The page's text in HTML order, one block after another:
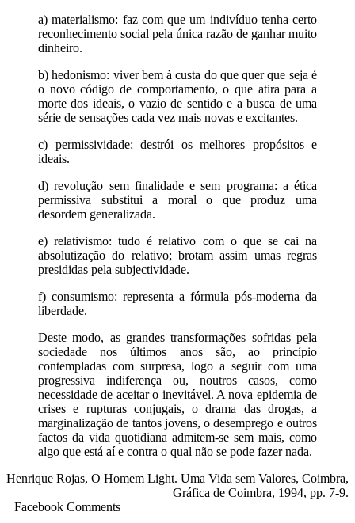
a) materialismo: faz com que um indivíduo tenha certo
reconhecimento social pela única razão de ganhar muito
dinheiro.
b) hedonismo: viver bem à custa do que quer que seja é
o novo código de comportamento, o que atira para a
morte dos ideais, o vazio de sentido e a busca de uma
série de sensações cada vez mais novas e excitantes.
c) permissividade: destrói os melhores propósitos e
ideais.
d) revolução sem finalidade e sem programa: a ética
permissiva substitui a moral o que produz uma
desordem generalizada.
e) relativismo: tudo é relativo com o que se cai na
absolutização do relativo; brotam assim umas regras
presididas pela subjectividade.
f) consumismo: representa a fórmula pós-moderna da
liberdade.
Deste modo, as grandes transformações sofridas pela
sociedade nos últimos anos são, ao princípio
contempladas com surpresa, logo a seguir com uma
progressiva indiferença ou, noutros casos, como
necessidade de aceitar o inevitável. A nova epidemia de
crises e rupturas conjugais, o drama das drogas, a
marginalização de tantos jovens, o desemprego e outros
factos da vida quotidiana admitem-se sem mais, como
algo que está aí e contra o qual não se pode fazer nada.
Henrique Rojas, O Homem Light. Uma Vida sem Valores, Coimbra,
Gráfica de Coimbra, 1994, pp. 7-9.
Facebook Comments